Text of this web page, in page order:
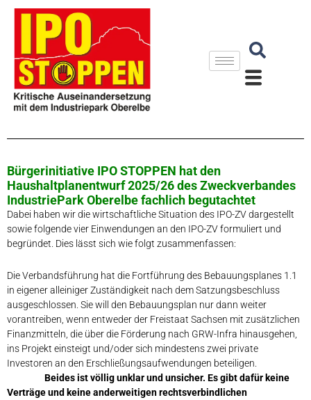
Zum
Bürgerinitiative IPO STOPPEN hat den
Haushaltplanentwurf 2025/26 des Zweckverbandes
IndustriePark Oberelbe fachlich begutachtet
Dabei haben wir die wirtschaftliche Situation des IPO-ZV dargestellt
sowie folgende vier Einwendungen an den IPO-ZV formuliert und
begründet. Dies lässt sich wie folgt zusammenfassen:
Die Verbandsführung hat die Fortführung des Bebauungsplanes 1.1
in eigener alleiniger Zuständigkeit nach dem Satzungsbeschluss
ausgeschlossen. Sie will den Bebauungsplan nur dann weiter
vorantreiben, wenn entweder der Freistaat Sachsen mit zusätzlichen
Finanzmitteln, die über die Förderung nach GRW-Infra hinausgehen,
ins Projekt einsteigt und/oder sich mindestens zwei private
Investoren an den Erschließungsaufwendungen beteiligen.
Beides ist völlig unklar und unsicher. Es gibt dafür keine
Verträge und keine anderweitigen rechtsverbindlichen